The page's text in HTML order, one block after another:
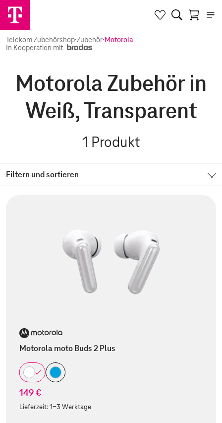
Telekom Zubehörshop·Zubehör·Motorola
In Kooperation mit
Motorola Zubehör in
Weiß, Transparent
1 Produkt
Filtern und sortieren
Motorola moto Buds 2 Plus
149 €
Lieferzeit:1-3 Werktage